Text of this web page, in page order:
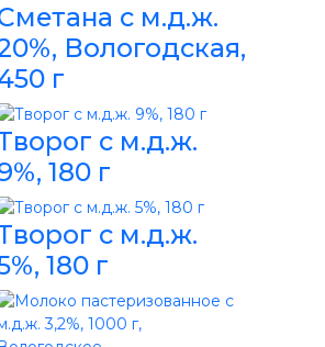
с м.д.ж.
Вологодская,
г
с м.д.ж.
180 г
с м.д.ж.
180 г